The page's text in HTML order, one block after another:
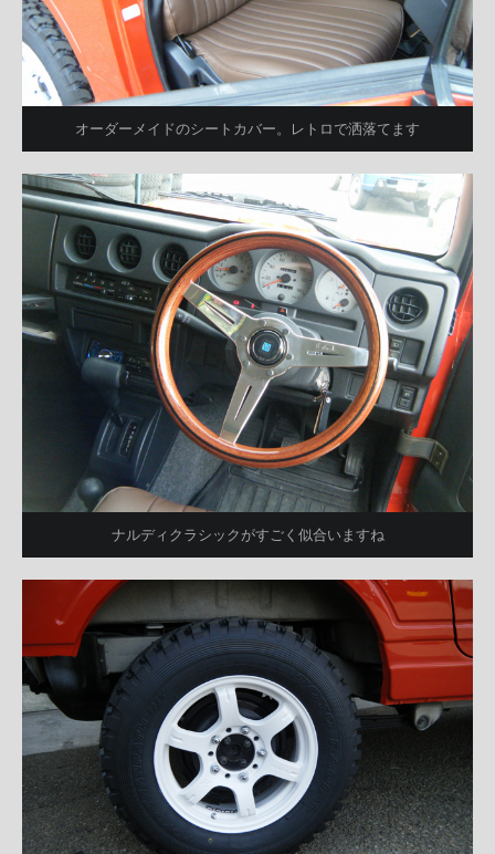
オーダーメイドのシートカバー。レトロで洒落てます
ナルディクラシックがすごく似合いますね